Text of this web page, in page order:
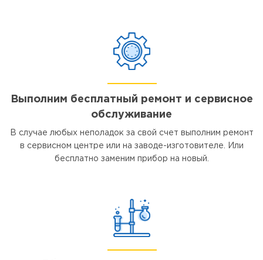
Выполним бесплатный ремонт и сервисное
обслуживание
В случае любых неполадок за свой счет выполним ремонт
в сервисном центре или на заводе-изготовителе. Или
бесплатно заменим прибор на новый.